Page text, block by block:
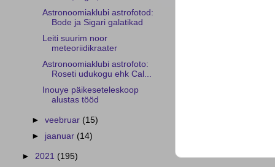
Astronoomiaklubi astrofotod:
Bode ja Sigari galatikad
Leiti suurim noor
meteoriidikraater
Astronoomiaklubi astrofoto:
Roseti udukogu ehk Cal...
Inouye päikeseteleskoop
alustas tööd
►veebruar (15)
► jaanuar (14)
► 2021 (195)